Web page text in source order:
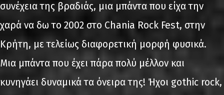
συνέχεια της βραδιάς, μια μπάντα που είχα την
χαρά να δω το 2002 στο Chania Rock Fest, στην
Κρήτη, με τελείως διαφορετική μορφή φυσικά.
Μια μπάντα που έχει πάρα πολύ μέλλον και
κυνηγάει δυναμικά τα όνειρα της! Ήχοι gothic rock,